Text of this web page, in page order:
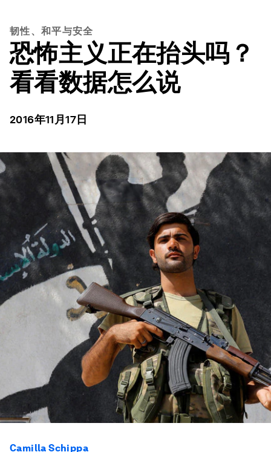
韧性、和平与安全
恐怖主义正在抬头吗？
看看数据怎么说
2016年11月17日
Camilla Schippa